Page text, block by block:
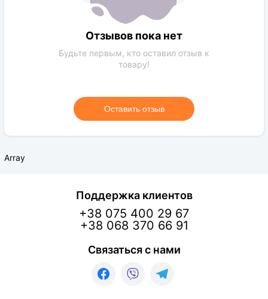
Отзывов пока нет
Будьте первым, кто оставил отзыв к
товару!
Оставить отзыв
Array
Поддержка клиентов
+38 075 400 29 67
+38 068 370 66 91
Связаться с нами